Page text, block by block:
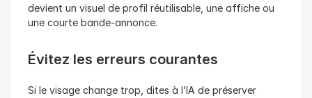
devient un visuel de profil réutilisable, une affiche ou
une courte bande-annonce.
Évitez les erreurs courantes
Si le visage change trop, dites à l’IA de préserver